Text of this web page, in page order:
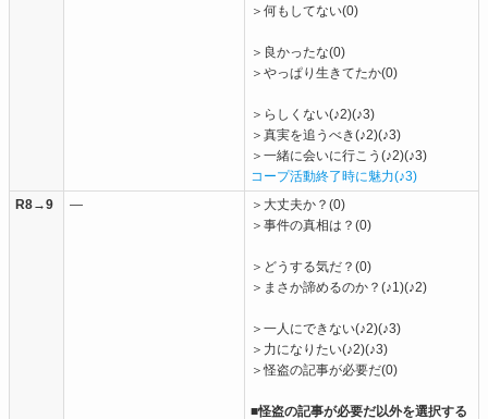
＞何もしてない(0)
＞良かったな(0)
＞やっぱり生きてたか(0)
＞らしくない(♪2)(♪3)
＞真実を追うべき(♪2)(♪3)
＞一緒に会いに行こう(♪2)(♪3)
コープ活動終了時に魅力(♪3)
R8→9
―
＞大丈夫か？(0)
＞事件の真相は？(0)
＞どうする気だ？(0)
＞まさか諦めるのか？(♪1)(♪2)
＞一人にできない(♪2)(♪3)
＞力になりたい(♪2)(♪3)
＞怪盗の記事が必要だ(0)
■怪盗の記事が必要だ以外を選択する